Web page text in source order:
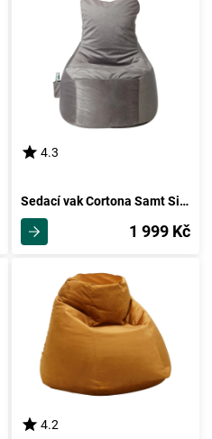
4.3
Sedací vak Cortona Samt Sivá
1 999 Kč
4.2